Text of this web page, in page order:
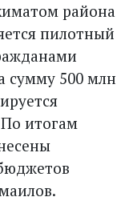
района
пилотный
сумму 500 млн
итогам